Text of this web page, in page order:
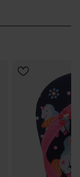
entrar cada
divertido sin
un toque
y una
para niñas